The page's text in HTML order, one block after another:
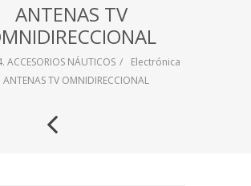
ANTENAS TV
ACCESORIOS NÁUTICOS
Electrónica
ANTENAS TV OMNIDIRECCIONAL